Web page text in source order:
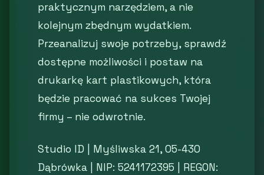
praktycznym narzędziem, a nie
kolejnym zbędnym wydatkiem.
Przeanalizuj swoje potrzeby, sprawdź
dostępne możliwości i postaw na
drukarkę kart plastikowych, która
będzie pracować na sukces Twojej
firmy – nie odwrotnie.
Studio ID | Myśliwska 21, 05-430
Dąbrówka | NIP: 5241172395 | REGON: